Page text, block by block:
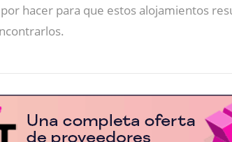
hacer para que estos alojamientos